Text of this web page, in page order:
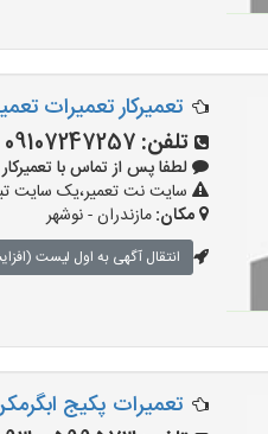
تعمیرکار تعمیرات
تلفن: 09107247257
لطفا پس از تماس با تعمیرکار
سایت نت تعمیر،یک سایت
مکان:مازندران - نوشهر
انتقال آگهی به اول لیست
تعمیرات پکیج